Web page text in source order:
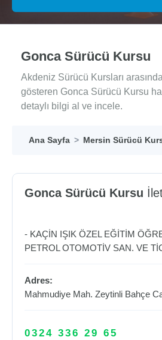
Gonca Sürücü Kursu
Akdeniz Sürücü Kursları
gösteren Gonca Sürücü Kursu
detaylı bilgi al ve incele.
Ana Sayfa Mersin Sürücü
Gonca Sürücü Kursu
- KAÇİN IŞIK ÖZEL EĞİTİM
PETROL OTOMOTİV SAN. VE
Adres:
Mahmudiye Mah. Zeytinli Bahçe
0324 336 29 65